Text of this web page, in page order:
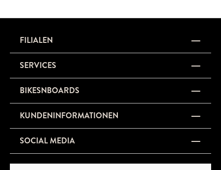
FILIALEN
SERVICES
BIKESNBOARDS
KUNDENINFORMATIONEN
SOCIAL MEDIA